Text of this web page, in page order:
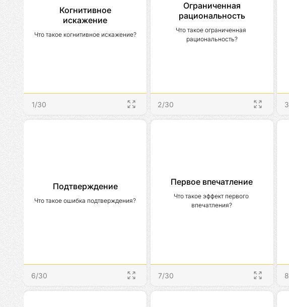
Когнитивное
искажение
Что такое когнитивное искажение?
1/30
Ограниченная
рациональность
Что такое ограниченная
рациональность?
2/30 3
Подтверждение
Что такое ошибка подтверждения?
6/30
Первое впечатление
Что такое эффект первого
впечатления?
7/30 8